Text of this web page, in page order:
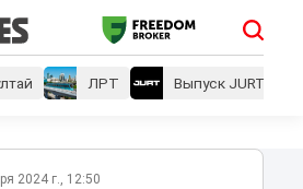
ЛРТ Выпуск JURT
2024 г., 12:50